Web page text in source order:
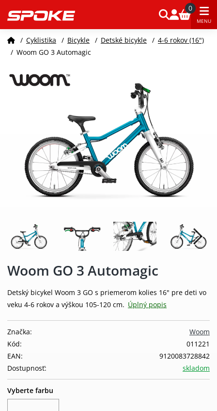
0
MENU
/ Cyklistika / Bicykle / Detské bicykle / 4-6 rokov (16")
/ Woom GO 3 Automagic
Woom GO 3 Automagic
Detský bicykel Woom 3 GO s priemerom kolies 16" pre deti vo
veku 4-6 rokov a výškou 105-120 cm. Úplný popis
Woom
Značka:
011221
Kód:
9120083728842
EAN:
skladom
Dostupnosť:
Vyberte farbu